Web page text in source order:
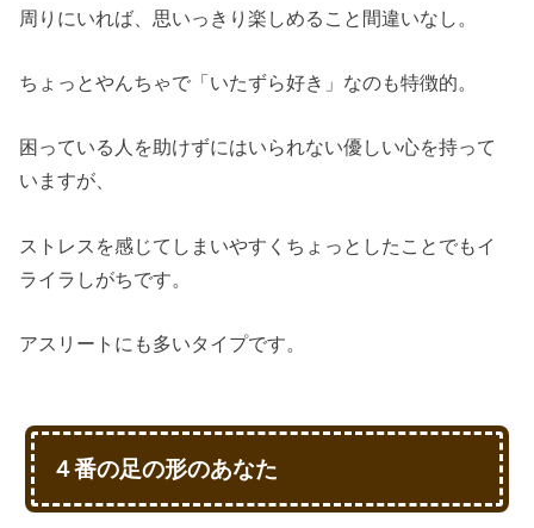
周りにいれば、思いっきり楽しめること間違いなし。
ちょっとやんちゃで「いたずら好き」なのも特徴的。
困っている人を助けずにはいられない優しい心を持って
いますが、
ストレスを感じてしまいやすくちょっとしたことでもイ
ライラしがちです。
アスリートにも多いタイプです。
４番の足の形のあなた